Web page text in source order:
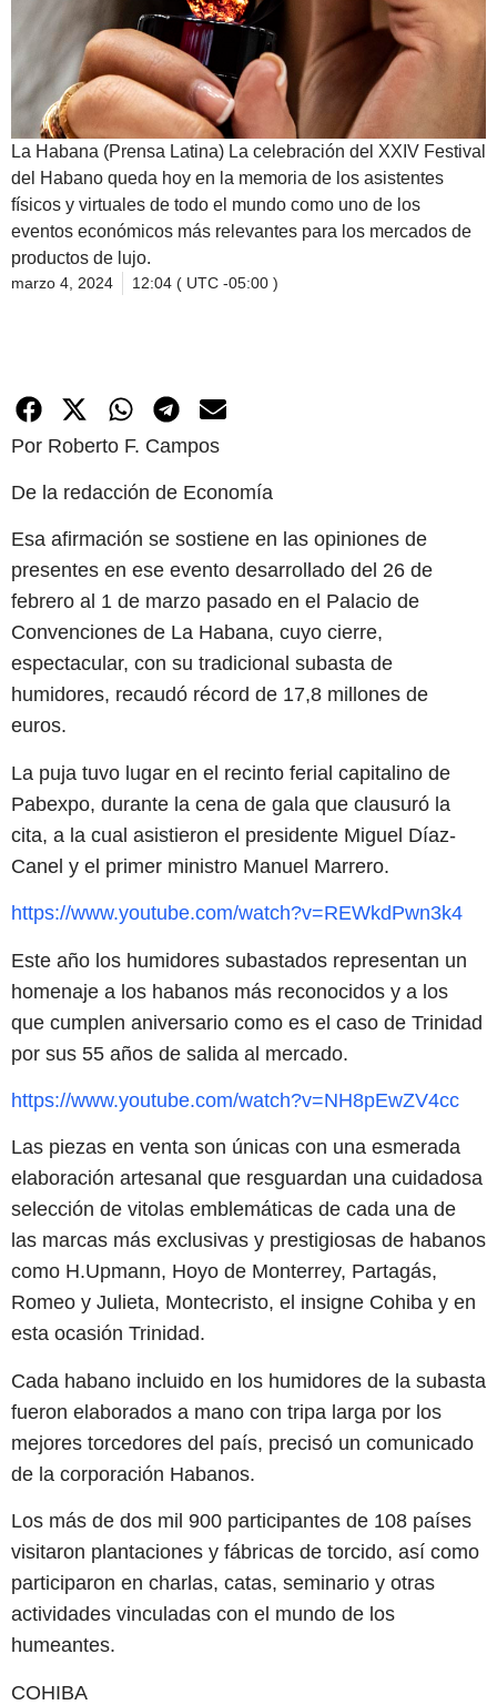
La Habana (Prensa Latina) La celebración del XXIV Festival
del Habano queda hoy en la memoria de los asistentes
físicos y virtuales de todo el mundo como uno de los
eventos económicos más relevantes para los mercados de
productos de lujo.
marzo 4, 2024 12:04 ( UTC -05:00 )
Por Roberto F. Campos
De la redacción de Economía
Esa afirmación se sostiene en las opiniones de
presentes en ese evento desarrollado del 26 de
febrero al 1 de marzo pasado en el Palacio de
Convenciones de La Habana, cuyo cierre,
espectacular, con su tradicional subasta de
humidores, recaudó récord de 17,8 millones de
euros.
La puja tuvo lugar en el recinto ferial capitalino de
Pabexpo, durante la cena de gala que clausuró la
cita, a la cual asistieron el presidente Miguel Díaz-
Canel y el primer ministro Manuel Marrero.
https://www.youtube.com/watch?v=REWkdPwn3k4
Este año los humidores subastados representan un
homenaje a los habanos más reconocidos y a los
que cumplen aniversario como es el caso de Trinidad
por sus 55 años de salida al mercado.
https://www.youtube.com/watch?v=NH8pEwZV4cc
Las piezas en venta son únicas con una esmerada
elaboración artesanal que resguardan una cuidadosa
selección de vitolas emblemáticas de cada una de
las marcas más exclusivas y prestigiosas de habanos
como H.Upmann, Hoyo de Monterrey, Partagás,
Romeo y Julieta, Montecristo, el insigne Cohiba y en
esta ocasión Trinidad.
Cada habano incluido en los humidores de la subasta
fueron elaborados a mano con tripa larga por los
mejores torcedores del país, precisó un comunicado
de la corporación Habanos.
Los más de dos mil 900 participantes de 108 países
visitaron plantaciones y fábricas de torcido, así como
participaron en charlas, catas, seminario y otras
actividades vinculadas con el mundo de los
humeantes.
COHIBA